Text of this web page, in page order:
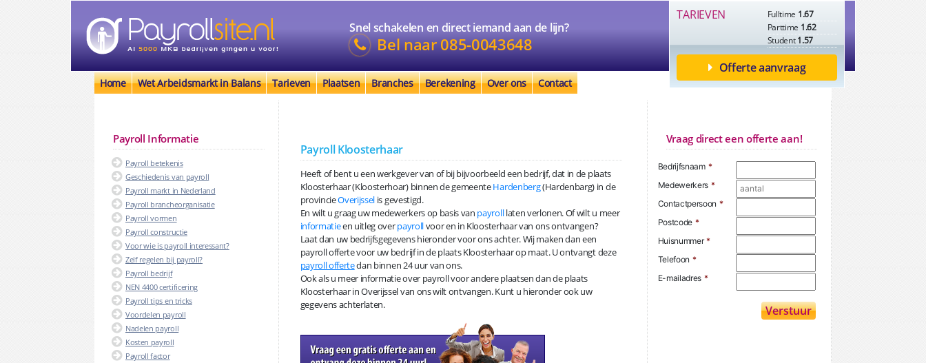
Snel schakelen en direct iemand aan de lijn?
Bel naar085-0043648
TARIEVEN Fulltime 1.67
Parttime 1.62
Student1.57
Offerte aanvraag
Home Wet Arbeidsmarkt in Balans Tarieven Plaatsen Branches Berekening Over ons Contact
Payroll Informatie
Payroll betekenis
Geschiedenis van payroll
Payroll markt in Nederland
Payroll brancheorganisatie
Payroll vormen
Payroll constructie
Voor wie is payroll interessant?
Zelf regelen bij payroll?
Payroll bedrijf
NEN 4400 certificering
Payroll tips en tricks
Voordelen payroll
Nadelen payroll
Kosten payroll
Payroll factor
Payroll Kloosterhaar
Heeft of bent u een werkgever van of bij bijvoorbeeld een bedrijf, dat in de plaats
Kloosterhaar (Kloosterhoar) binnen de gemeenteHardenberg(Hardenbarg) in de
provincieOverijssel is gevestigd.
En wilt u graag uw medewerkers op basis van payrolllaten verlonen. Of wilt u meer
informatieen uitleg overpayrollvoor en in Kloosterhaar van ons ontvangen?
Laat dan uw bedrijfsgegevens hieronder voor ons achter. Wij maken dan een
payroll offerte voor uw bedrijf in de plaats Kloosterhaar op maat. U ontvangt deze
payroll offertedan binnen 24 uur van ons.
Ook als u meer informatie over payroll voor andere plaatsen dan de plaats
Kloosterhaar in Overijssel van ons wilt ontvangen. Kunt u hieronder ook uw
gegevens achterlaten.
Vraag direct een offerte aan!
Bedrijfsnaam *
Medewerkers *
Contactpersoon *
Postcode *
Huisnummer *
Telefoon *
E-mailadres *